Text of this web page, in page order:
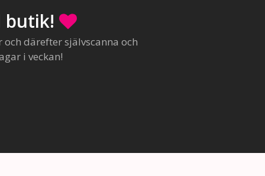
butik!
därefter självscanna och
i veckan!